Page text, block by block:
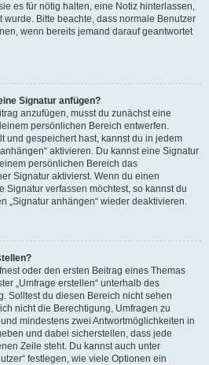
es für nötig halten, eine Notiz hinterlassen,
Bitte beachte, dass normale Benutzer
wenn bereits jemand darauf geantwortet
Signatur anfügen?
anzufügen, musst du zunächst eine
persönlichen Bereich entwerfen.
und gespeichert hast, kannst du in jedem
aktivieren. Du kannst eine Signatur
persönlichen Bereich das
Signatur aktivierst. Wenn du einen
Signatur verfassen möchtest, so kannst du
„Signatur anhängen“ wieder deaktivieren.
oder den ersten Beitrag eines Themas
„Umfrage erstellen“ unterhalb des
Solltest du diesen Bereich nicht sehen
nicht die Berechtigung, Umfragen zu
mindestens zwei Antwortmöglichkeiten in
und dabei sicherstellen, dass jede
Zeile steht. Du kannst auch unter
festlegen, wie viele Optionen ein